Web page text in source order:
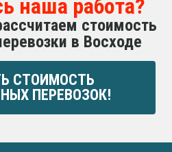
наша работа?
стоимость
в Восходе
СТОИМОСТЬ
ПЕРЕВОЗОК!